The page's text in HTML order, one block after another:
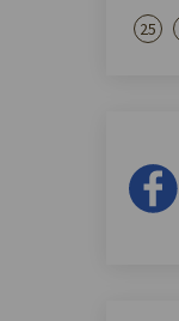
25